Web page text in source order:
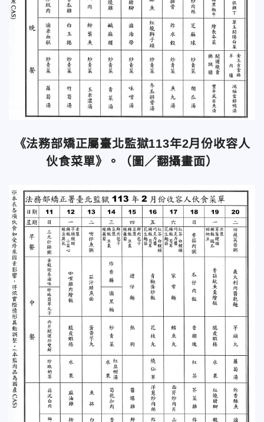
《法務部矯正屬臺北監獄113年2月份收容人
伙食菜單》。（圖／翻攝畫面）